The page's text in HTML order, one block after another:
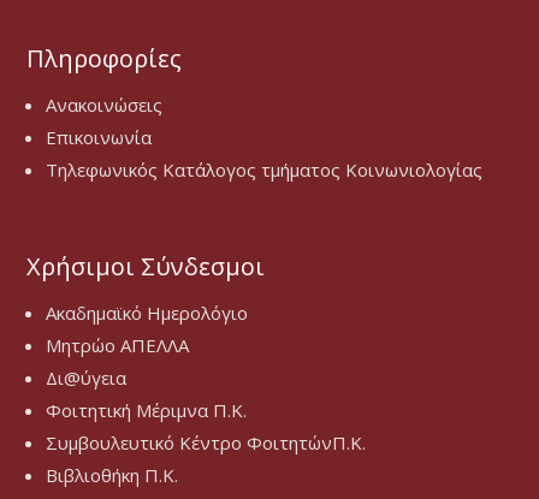
Πληροφορίες
Ανακοινώσεις
Επικοινωνία
Τηλεφωνικός Κατάλογος τμήματος Κοινωνιολογίας
Χρήσιμοι Σύνδεσμοι
Ακαδημαϊκό Ημερολόγιο
Μητρώο ΑΠΕΛΛΑ
Δι@ύγεια
Φοιτητική Μέριμνα Π.Κ.
Συμβουλευτικό Κέντρο ΦοιτητώνΠ.Κ.
Βιβλιοθήκη Π.Κ.